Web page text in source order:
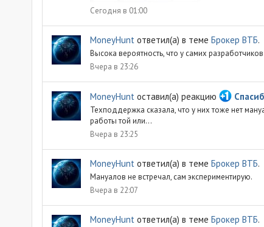
Сегодня в 01:00
MoneyHunt ответил(а) в теме Брокер ВТБ.
Высока вероятность, что у самих
Вчера в 23:26
MoneyHunt оставил(а) реакцию
Техподдержка сказала, что у них тоже нет
работы той или...
Вчера в 23:25
MoneyHunt ответил(а) в теме Брокер ВТБ.
Мануалов не встречал, сам экспериментирую.
Вчера в 22:07
MoneyHunt ответил(а) в теме Брокер ВТБ.